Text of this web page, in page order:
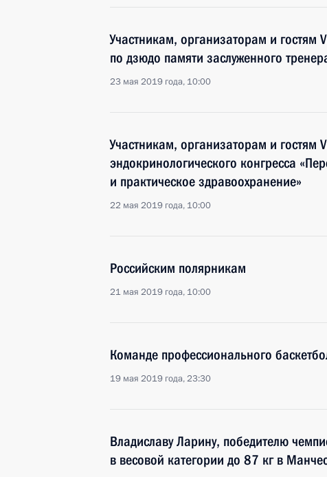
Участникам, организаторам и гостям
по дзюдо памяти заслуженного
23 мая 2019 года, 10:00
Участникам, организаторам и гостям
эндокринологического конгресса
и практическое здравоохранение»
22 мая 2019 года, 10:00
Российским полярникам
21 мая 2019 года, 10:00
Команде профессионального
19 мая 2019 года, 23:30
Владиславу Ларину, победителю
в весовой категории до 87 кг в